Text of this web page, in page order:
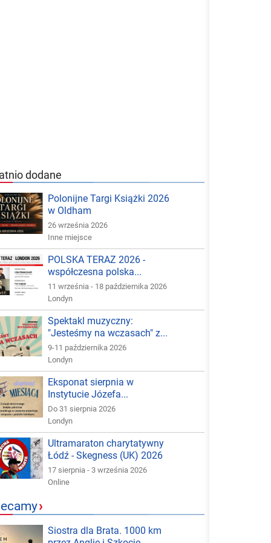
dodane
Polonijne Targi Książki 2026
w Oldham
26 września 2026
Inne miejsce
POLSKA TERAZ 2026 -
współczesna polska...
11 września - 18 października 2026
Londyn
Spektakl muzyczny:
"Jesteśmy na wczasach" z...
9-11 października 2026
Londyn
Eksponat sierpnia w
Instytucie Józefa...
Do 31 sierpnia 2026
Londyn
Ultramaraton charytatywny
Łódź - Skegness (UK) 2026
17 sierpnia - 3 września 2026
Online
›
Siostra dla Brata. 1000 km